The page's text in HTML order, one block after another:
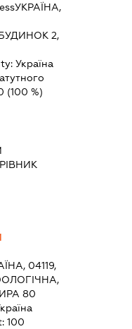
УКРАЇНА,
2,
Україна
(100 %)
04119,
80
100